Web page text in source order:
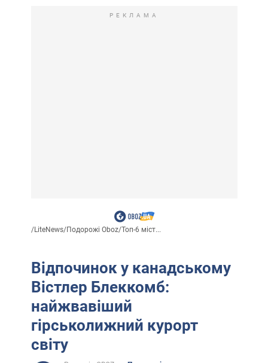
РЕКЛАМА
/LiteNews/Подорожі Oboz/Топ-6 міст...
Відпочинок у канадському
Вістлер Блеккомб:
найжвавіший
гірськолижний курорт
світу